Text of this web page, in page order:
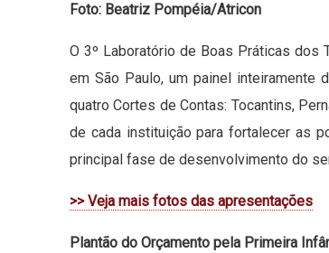
Foto: Beatriz Pompéia/Atricon
O 3º Laboratório de Boas Práticas dos
em São Paulo, um painel inteiramente
quatro Cortes de Contas: Tocantins,
de cada instituição para fortalecer as
principal fase de desenvolvimento do
>> Veja mais fotos das apresentações
Plantão do Orçamento pela Primeira